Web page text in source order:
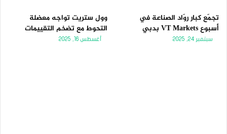
تجمّع كبار روّاد الصناعة في
أسبوع VT Markets بدبي
سبتمبر 24, 2025
وول ستريت تواجه معضلة
التحوط مع تضخم التقييمات
أغسطس 16, 2025